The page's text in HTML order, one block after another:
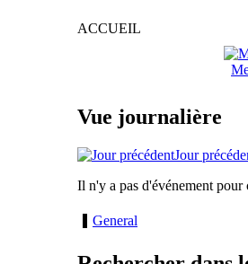
ACCUEIL
Vue journalière
Jour
Il n'y a pas d'événement pour
General